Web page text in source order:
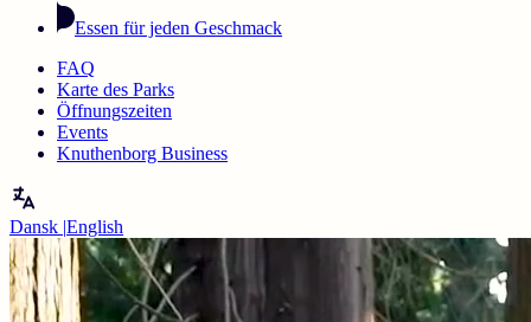
Essen für jeden Geschmack
FAQ
Karte des Parks
Öffnungszeiten
Events
Knuthenborg Business
Dansk |English